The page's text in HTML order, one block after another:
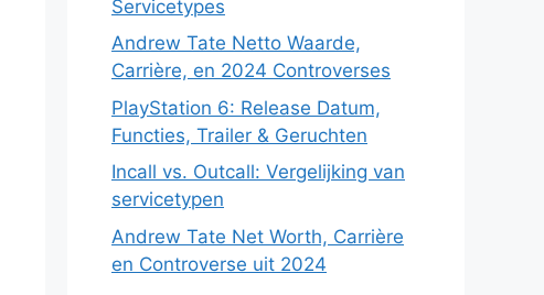
Servicetypes
Andrew Tate Netto Waarde,
Carrière, en 2024 Controverses
PlayStation 6: Release Datum,
Functies, Trailer & Geruchten
Incall vs. Outcall: Vergelijking van
servicetypen
Andrew Tate Net Worth, Carrière
en Controverse uit 2024